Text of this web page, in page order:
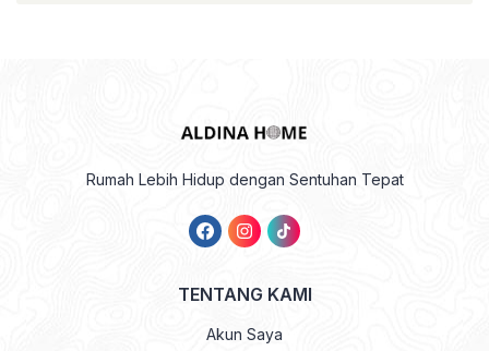
Rumah Lebih Hidup dengan Sentuhan Tepat
TENTANG KAMI
Akun Saya